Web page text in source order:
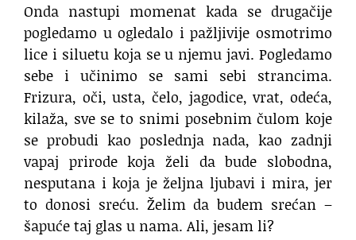
Onda nastupi momenat kada se drugačije
pogledamo u ogledalo i pažljivije osmotrimo
lice i siluetu koja se u njemu javi. Pogledamo
sebe i učinimo se sami sebi strancima.
Frizura, oči, usta, čelo, jagodice, vrat, odeća,
kilaža, sve se to snimi posebnim čulom koje
se probudi kao poslednja nada, kao zadnji
vapaj prirode koja želi da bude slobodna,
nesputana i koja je željna ljubavi i mira, jer
to donosi sreću. Želim da budem srećan –
šapuće taj glas u nama. Ali, jesam li?